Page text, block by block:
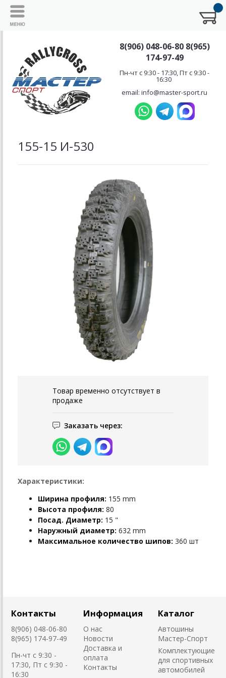
8(906) 048-06-80 8(965)
174-97-49
Пн-чт с 9:30 - 17:30, Пт с 9:30 -
16:30
email: info@master-sport.ru
155-15 И-530
Товар временно отсутствует в
продаже
Заказать через:
Характеристики:
Ширина профиля: 155 mm
Высота профиля: 80
Посад. Диаметр: 15 "
Наружный диаметр: 632 mm
Максимальное количество шипов: 360 шт
Контакты
8(906) 048-06-80
8(965) 174-97-49
Пн-чт с 9:30 -
17:30, Пт с 9:30 -
16:30
Информация
О нас
Новости
Доставка и
оплата
Контакты
Каталог
Автошины
Мастер-Спорт
Комплектующие
для спортивных
автомобилей